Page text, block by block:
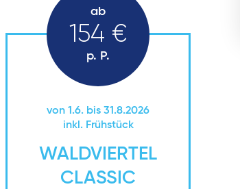
ab
154 €
p. P.
von 1.6. bis 31.8.2026
inkl. Frühstück
WALDVIERTEL
CLASSIC